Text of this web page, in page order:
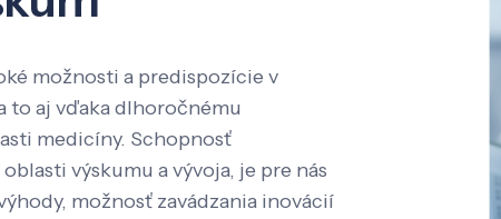
možnosti a predispozície v
to aj vďaka dlhoročnému
medicíny. Schopnosť
výskumu a vývoja, je pre nás
možnosť zavádzania inovácií